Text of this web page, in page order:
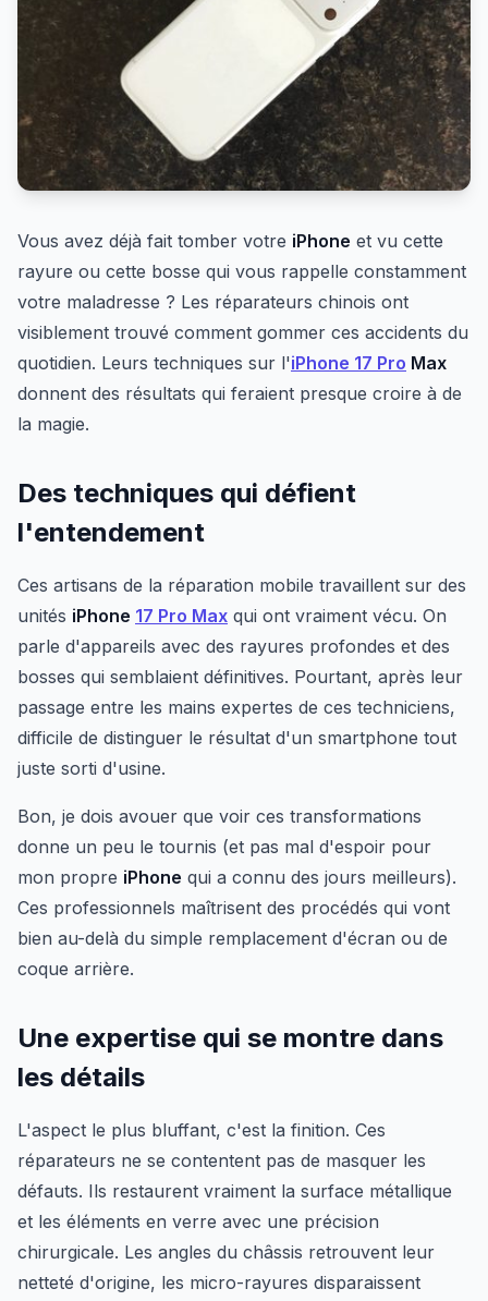
Vous avez déjà fait tomber votre iPhone et vu cette
rayure ou cette bosse qui vous rappelle constamment
votre maladresse ? Les réparateurs chinois ont
visiblement trouvé comment gommer ces accidents du
quotidien. Leurs techniques sur l'iPhone 17 Pro Max
donnent des résultats qui feraient presque croire à de
la magie.
Des techniques qui défient
l'entendement
Ces artisans de la réparation mobile travaillent sur des
unités iPhone 17 Pro Max qui ont vraiment vécu. On
parle d'appareils avec des rayures profondes et des
bosses qui semblaient définitives. Pourtant, après leur
passage entre les mains expertes de ces techniciens,
difficile de distinguer le résultat d'un smartphone tout
juste sorti d'usine.
Bon, je dois avouer que voir ces transformations
donne un peu le tournis (et pas mal d'espoir pour
mon propre iPhone qui a connu des jours meilleurs).
Ces professionnels maîtrisent des procédés qui vont
bien au-delà du simple remplacement d'écran ou de
coque arrière.
Une expertise qui se montre dans
les détails
L'aspect le plus bluffant, c'est la finition. Ces
réparateurs ne se contentent pas de masquer les
défauts. Ils restaurent vraiment la surface métallique
et les éléments en verre avec une précision
chirurgicale. Les angles du châssis retrouvent leur
netteté d'origine, les micro-rayures disparaissent